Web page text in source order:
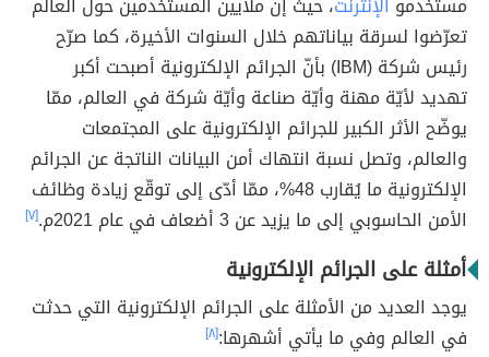
تعرّضوا لسرقة بياناتهم خلال السنوات الأخيرة، كما صرّح
رئيس شركة (IBM) بأنّ الجرائم الإلكترونية أصبحت أكبر
تهديد لأيّة مهنة وأيّة صناعة وأيّة شركة في العالم، ممّا
يوضّح الأثر الكبير للجرائم الإلكترونية على المجتمعات
والعالم، وتصل نسبة انتهاك أمن البيانات الناتجة عن الجرائم
الإلكترونية ما يُقارب 48%، ممّا أدّى إلى توقّع زيادة وظائف
الأمن الحاسوبي إلى ما يزيد عن 3 أضعاف في عام 2021م.
[٧]
أمثلة على الجرائم الإلكترونية
يوجد العديد من الأمثلة على الجرائم الإلكترونية التي حدثت
في العالم وفي ما يأتي أشهرها:[٨]